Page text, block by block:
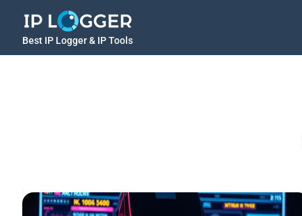
Best IP Logger & IP Tools